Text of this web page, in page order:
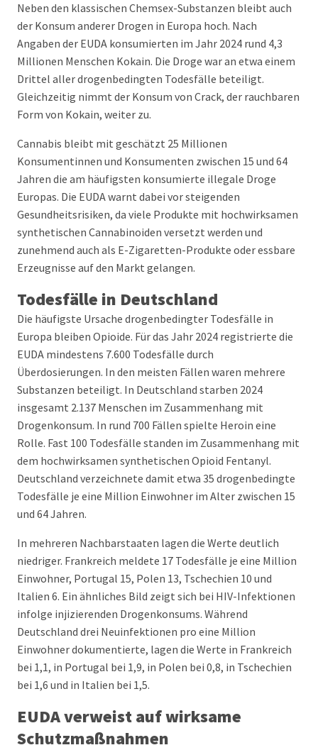
Neben den klassischen Chemsex-Substanzen bleibt auch
der Konsum anderer Drogen in Europa hoch. Nach
Angaben der EUDA konsumierten im Jahr 2024 rund 4,3
Millionen Menschen Kokain. Die Droge war an etwa einem
Drittel aller drogenbedingten Todesfälle beteiligt.
Gleichzeitig nimmt der Konsum von Crack, der rauchbaren
Form von Kokain, weiter zu.
Cannabis bleibt mit geschätzt 25 Millionen
Konsumentinnen und Konsumenten zwischen 15 und 64
Jahren die am häufigsten konsumierte illegale Droge
Europas. Die EUDA warnt dabei vor steigenden
Gesundheitsrisiken, da viele Produkte mit hochwirksamen
synthetischen Cannabinoiden versetzt werden und
zunehmend auch als E-Zigaretten-Produkte oder essbare
Erzeugnisse auf den Markt gelangen.
Todesfälle in Deutschland
Die häufigste Ursache drogenbedingter Todesfälle in
Europa bleiben Opioide. Für das Jahr 2024 registrierte die
EUDA mindestens 7.600 Todesfälle durch
Überdosierungen. In den meisten Fällen waren mehrere
Substanzen beteiligt. In Deutschland starben 2024
insgesamt 2.137 Menschen im Zusammenhang mit
Drogenkonsum. In rund 700 Fällen spielte Heroin eine
Rolle. Fast 100 Todesfälle standen im Zusammenhang mit
dem hochwirksamen synthetischen Opioid Fentanyl.
Deutschland verzeichnete damit etwa 35 drogenbedingte
Todesfälle je eine Million Einwohner im Alter zwischen 15
und 64 Jahren.
In mehreren Nachbarstaaten lagen die Werte deutlich
niedriger. Frankreich meldete 17 Todesfälle je eine Million
Einwohner, Portugal 15, Polen 13, Tschechien 10 und
Italien 6. Ein ähnliches Bild zeigt sich bei HIV-Infektionen
infolge injizierenden Drogenkonsums. Während
Deutschland drei Neuinfektionen pro eine Million
Einwohner dokumentierte, lagen die Werte in Frankreich
bei 1,1, in Portugal bei 1,9, in Polen bei 0,8, in Tschechien
bei 1,6 und in Italien bei 1,5.
EUDA verweist auf wirksame
Schutzmaßnahmen